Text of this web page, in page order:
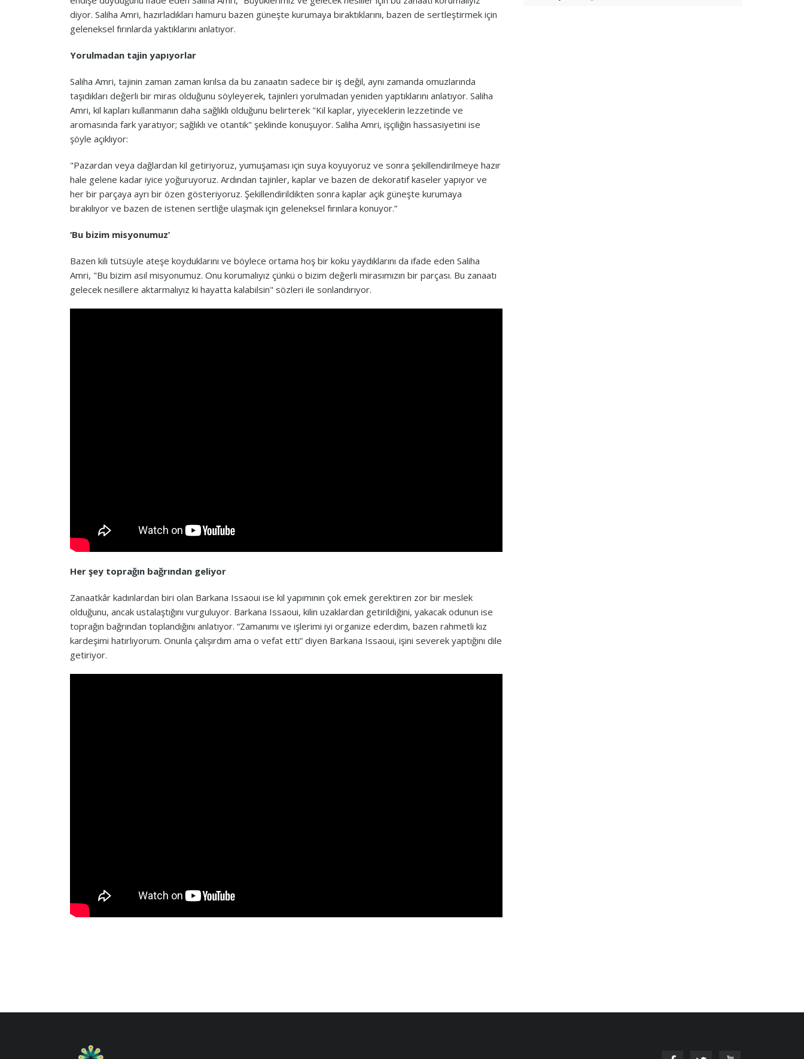
diyor. Saliha Amri, hazırladıkları hamuru bazen güneşte kurumaya bıraktıklarını, bazen de sertleştirmek için
geleneksel fırınlarda yaktıklarını anlatıyor.
Yorulmadan tajin yapıyorlar
Saliha Amri, tajinin zaman zaman kırılsa da bu zanaatın sadece bir iş değil, aynı zamanda omuzlarında
taşıdıkları değerli bir miras olduğunu söyleyerek, tajinleri yorulmadan yeniden yaptıklarını anlatıyor. Saliha
Amri, kil kapları kullanmanın daha sağlıklı olduğunu belirterek "Kil kaplar, yiyeceklerin lezzetinde ve
aromasında fark yaratıyor; sağlıklı ve otantik" şeklinde konuşuyor. Saliha Amri, işçiliğin hassasiyetini ise
şöyle açıklıyor:
"Pazardan veya dağlardan kil getiriyoruz, yumuşaması için suya koyuyoruz ve sonra şekillendirilmeye hazır
hale gelene kadar iyice yoğuruyoruz. Ardından tajinler, kaplar ve bazen de dekoratif kaseler yapıyor ve
her bir parçaya ayrı bir özen gösteriyoruz. Şekillendirildikten sonra kaplar açık güneşte kurumaya
bırakılıyor ve bazen de istenen sertliğe ulaşmak için geleneksel fırınlara konuyor.”
‘Bu bizim misyonumuz’
Bazen kili tütsüyle ateşe koyduklarını ve böylece ortama hoş bir koku yaydıklarını da ifade eden Saliha
Amri, "Bu bizim asıl misyonumuz. Onu korumalıyız çünkü o bizim değerli mirasımızın bir parçası. Bu zanaatı
gelecek nesillere aktarmalıyız ki hayatta kalabilsin" sözleri ile sonlandırıyor.
Her şey toprağın bağrından geliyor
Zanaatkâr kadınlardan biri olan Barkana Issaoui ise kil yapımının çok emek gerektiren zor bir meslek
olduğunu, ancak ustalaştığını vurguluyor. Barkana Issaoui, kilin uzaklardan getirildiğini, yakacak odunun ise
toprağın bağrından toplandığını anlatıyor. “Zamanımı ve işlerimi iyi organize ederdim, bazen rahmetli kız
kardeşimi hatırlıyorum. Onunla çalışırdım ama o vefat etti” diyen Barkana Issaoui, işini severek yaptığını dile
getiriyor.